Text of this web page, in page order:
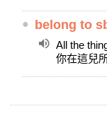
● belong to
All the
你在這兒